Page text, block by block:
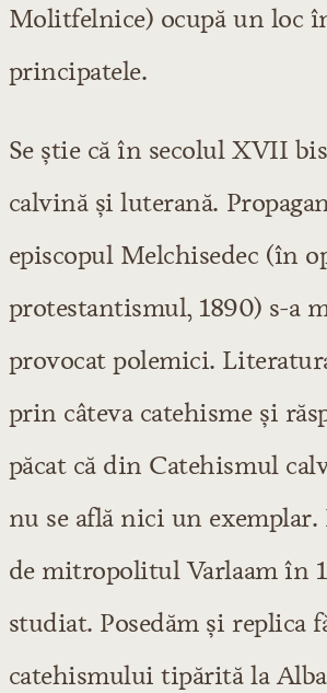
Budai-Deleanu
Literatura modernă
Autori şi scrieri
Perioada eroică
Epoca lui Heliade
1835-1845
1845-1848
Epoca lui Alecsandri
1848-1859
1860-1870
Perioada critică
Epoca lui Eminescu
1880-1890
Molitfelnice) ocupă un loc
principatele.
Se ştie că în secolul XVII
calvină şi luterană.
episcopul Melchisedec (în
protestantismul, 1890) s-a
provocat polemici.
prin câteva catehisme şi
păcat că din Catehismul
nu se află nici un
de mitropolitul Varlaam în
studiat. Posedăm şi replica
catehismului tipărită la